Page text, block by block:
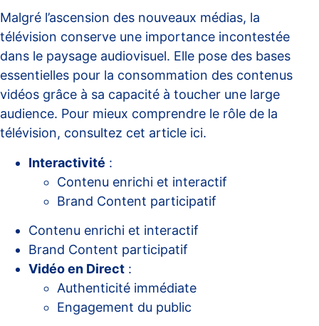
Malgré l’ascension des nouveaux médias, la
télévision conserve une importance incontestée
dans le paysage audiovisuel. Elle pose des bases
essentielles pour la consommation des contenus
vidéos grâce à sa capacité à toucher une large
audience. Pour mieux comprendre le rôle de la
télévision, consultez cet article ici.
Interactivité :
Contenu enrichi et interactif
Brand Content participatif
Contenu enrichi et interactif
Brand Content participatif
Vidéo en Direct :
Authenticité immédiate
Engagement du public